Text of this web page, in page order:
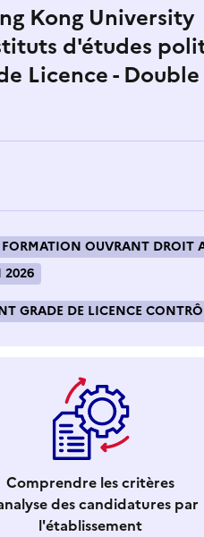
Kong University
d'études
Licence -
FORMATION OUVRANT DROIT
2026
GRADE DE LICENCE
Comprendre les critères
des candidatures par
l'établissement